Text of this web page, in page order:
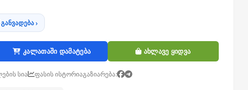
განვადება ›
კალათაში დამატება ახლავე ყიდვა
სია ფასის ისტორიაგაზიარება: